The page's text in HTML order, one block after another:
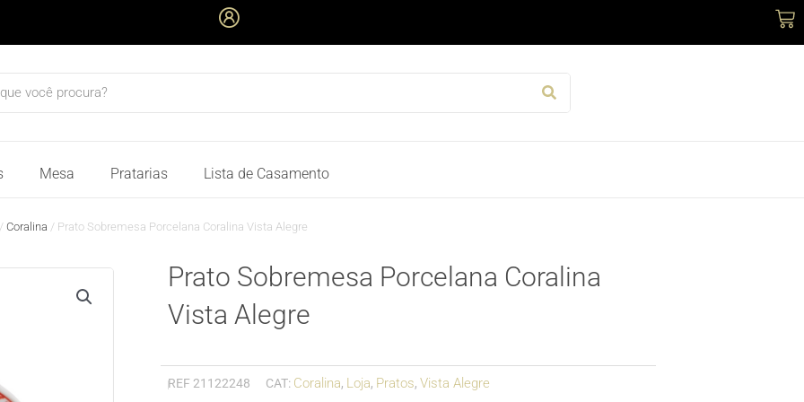
Mesa Pratarias Lista de Casamento
/ Coralina / Prato Sobremesa Porcelana Coralina Vista Alegre
Prato Sobremesa Porcelana Coralina
Vista Alegre
REF 21122248 CAT: Coralina, Loja, Pratos, Vista Alegre